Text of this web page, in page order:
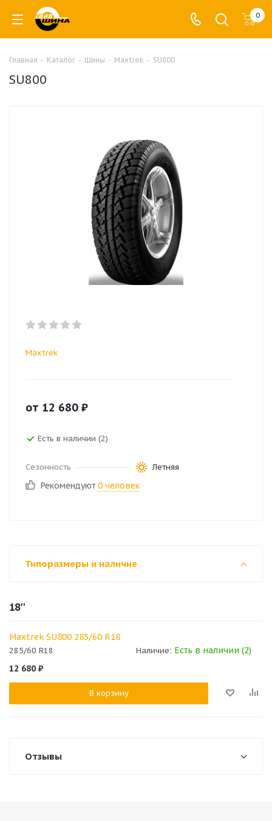
0
Главная - Каталог - Шины - Maxtrek - SU800
SU800
Maxtrek
от 12 680 ₽
Есть в наличии (2)
Сезонность Летняя
Рекомендуют 0 человек
Типоразмеры и наличие
18''
Maxtrek SU800 285/60 R18
285/60 R18 Наличие: Есть в наличии (2)
12 680 ₽
В корзину
Отзывы